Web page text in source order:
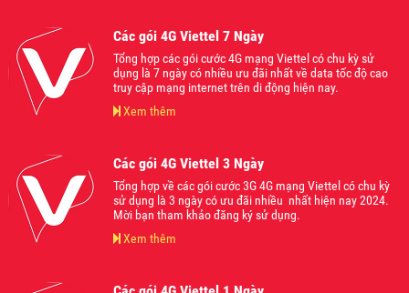
Các gói 4G Viettel 7 Ngày
Tổng hợp các gói cước 4G mạng Viettel có chu kỳ sử
dụng là 7 ngày có nhiều ưu đãi nhất về data tốc độ cao
truy cập mạng internet trên di động hiện nay.
Xem thêm
Các gói 4G Viettel 3 Ngày
Tổng hợp về các gói cước 3G 4G mạng Viettel có chu kỳ
sử dụng là 3 ngày có ưu đãi nhiều nhất hiện nay 2024.
Mời bạn tham khảo đăng ký sử dụng.
Xem thêm